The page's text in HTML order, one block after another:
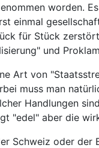
worden.
einmal
für Stück
und
Art von
muss man
Handlungen
"edel" aber die
Schweiz oder